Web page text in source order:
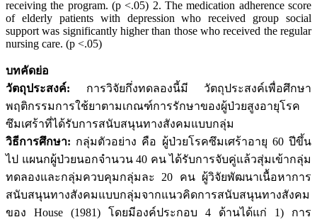
receiving the program. (p <.05) 2. The medication adherence score
of elderly patients with depression who received group social
support was significantly higher than those who received the regular
nursing care. (p <.05)
บทคัดย่อ
วัตถุประสงค์: การวิจัยกึ่งทดลองนี้มี วัตถุประสงค์เพื่อศึกษา
พฤติกรรมการใช้ยาตามเกณฑ์การรักษาของผู้ป่วยสูงอายุโรค
ซึมเศร้าที่ได้รับการสนับสนุนทางสังคมแบบกลุ่ม
วิธีการศึกษา: กลุ่มตัวอย่าง คือ ผู้ป่วยโรคซึมเศร้าอายุ 60 ปีขึ้น
ไป แผนกผู้ป่วยนอกจำนวน 40 คน ได้รับการจับคู่แล้วสุ่มเข้ากลุ่ม
ทดลองและกลุ่มควบคุมกลุ่มละ 20 คน ผู้วิจัยพัฒนาเนื้อหาการ
สนับสนุนทางสังคมแบบกลุ่มจากแนวคิดการสนับสนุนทางสังคม
ของ House (1981) โดยมีองค์ประกอบ 4 ด้านได้แก่ 1) การ